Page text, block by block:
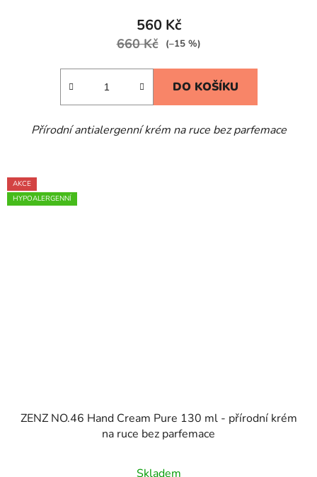
560 Kč
660 Kč (–15 %)
DO KOŠÍKU
Přírodní antialergenní krém na ruce bez parfemace
AKCE
HYPOALERGENNÍ
ZENZ NO.46 Hand Cream Pure 130 ml - přírodní krém
na ruce bez parfemace
Skladem